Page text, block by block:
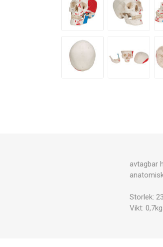
avtagbar
Storlek:
Vikt: 0,7kg.